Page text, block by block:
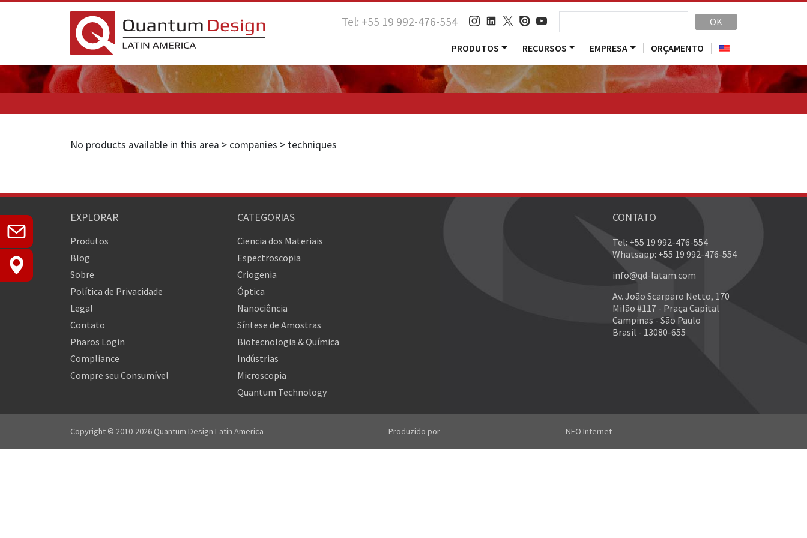
Tel: +55 19 992-476-554 OK
PRODUTOS RECURSOS EMPRESA ORÇAMENTO
No products available in this area > companies > techniques
EXPLORAR
Produtos
Blog
Sobre
Política de Privacidade
Legal
Contato
Pharos Login
Compliance
Compre seu Consumível
CATEGORIAS
Ciencia dos Materiais
Espectroscopia
Criogenia
Óptica
Nanociência
Síntese de Amostras
Biotecnologia & Química
Indústrias
Microscopia
Quantum Technology
CONTATO
Tel: +55 19 992-476-554
Whatsapp: +55 19 992-476-554
info@qd-latam.com
Av. João Scarparo Netto, 170
Milão #117 - Praça Capital
Campinas - São Paulo
Brasil - 13080-655
Copyright © 2010-2026 Quantum Design Latin America Produzido por NEO Internet